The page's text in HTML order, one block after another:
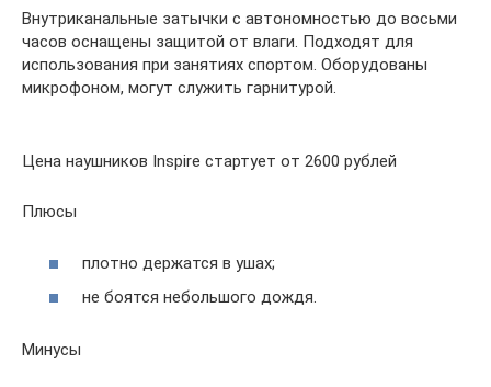
Внутриканальные затычки с автономностью до восьми
часов оснащены защитой от влаги. Подходят для
использования при занятиях спортом. Оборудованы
микрофоном, могут служить гарнитурой.
Цена наушников Inspire стартует от 2600 рублей
Плюсы
плотно держатся в ушах;
не боятся небольшого дождя.
Минусы